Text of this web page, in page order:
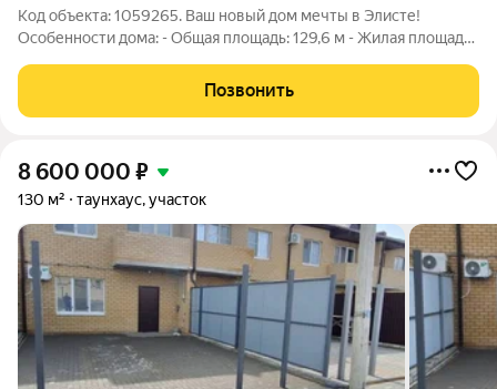
Код объекта: 1059265. Ваш новый дом мечты в Элисте!
Особенности дома: - Общая площадь: 129,6 м - Жилая площадь:
въезжайте и живите! -
Позвонить
8 600 000 ₽
130 м² таунхаус, участок